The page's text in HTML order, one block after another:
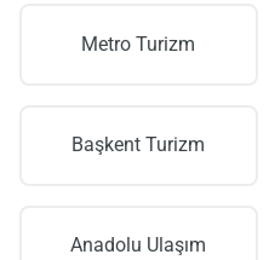
Metro Turizm
Başkent Turizm
Anadolu Ulaşım